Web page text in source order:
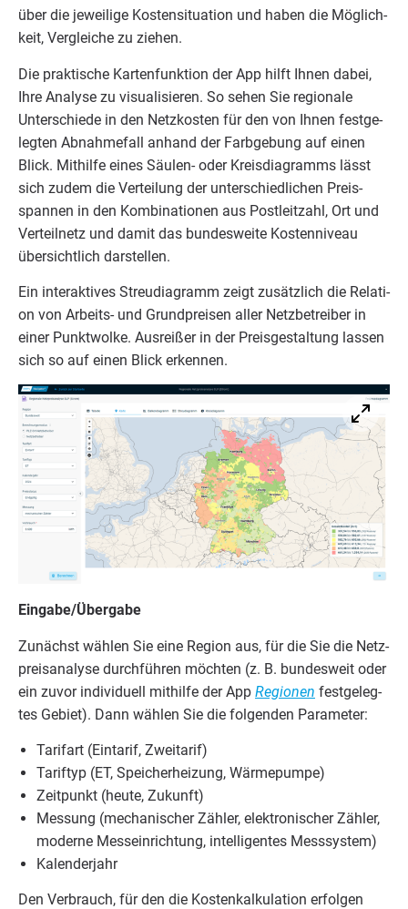
über die jewei­li­ge Kos­ten­si­tua­ti­on und haben die Mög­lich­
keit, Ver­glei­che zu ziehen.
Die prak­ti­sche Kar­ten­funk­ti­on der App hilft Ihnen dabei,
Ihre Ana­ly­se zu visua­li­sie­ren. So sehen Sie regio­na­le
Unter­schie­de in den Netz­kos­ten für den von Ihnen fest­ge­
leg­ten Abnah­me­fall anhand der Farb­ge­bung auf einen
Blick. Mit­hil­fe eines Säu­len- oder Kreis­dia­gramms lässt
sich zudem die Ver­tei­lung der unter­schied­li­chen Preis­
span­nen in den Kom­bi­na­tio­nen aus Post­leit­zahl, Ort und
Ver­teil­netz und damit das bun­des­wei­te Kos­ten­ni­veau
über­sicht­lich darstellen.
Ein inter­ak­ti­ves Streu­dia­gramm zeigt zusätz­lich die Rela­ti­
on von Arbeits- und Grund­prei­sen aller Netz­be­trei­ber in
einer Punkt­wol­ke. Aus­rei­ßer in der Preis­ge­stal­tung las­sen
sich so auf einen Blick erkennen.
Eingabe/​Übergabe
Zunächst wäh­len Sie eine Regi­on aus, für die Sie die Netz­
preis­ana­ly­se durch­füh­ren möch­ten (z. B. bun­des­weit oder
ein zuvor indi­vi­du­ell mit­hil­fe der App Regio­nen fest­ge­leg­
tes Gebiet). Dann wäh­len Sie die fol­gen­den Parameter:
Tarif­art (Ein­ta­rif, Zweitarif)
Tarif­typ (ET, Spei­cher­hei­zung, Wärmepumpe)
Zeit­punkt (heu­te, Zukunft)
Mes­sung (mecha­ni­scher Zäh­ler, elek­tro­ni­scher Zäh­ler,
moder­ne Mess­ein­rich­tung, intel­li­gen­tes Messsystem)
Kalen­der­jahr
Den Ver­brauch, für den die Kos­ten­kal­ku­la­ti­on erfol­gen